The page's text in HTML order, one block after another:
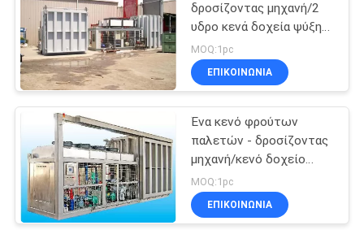
δροσίζοντας μηχανή/2
υδρο κενά δοχεία ψύξης
λαχανικών φρούτων
παλετών
MOQ:1pc
ΕΠΙΚΟΙΝΩΝΊΑ
Ένα κενό φρούτων
παλετών - δροσίζοντας
μηχανή/κενό δοχείο
ψύξης λαχανικών
MOQ:1pc
ΕΠΙΚΟΙΝΩΝΊΑ